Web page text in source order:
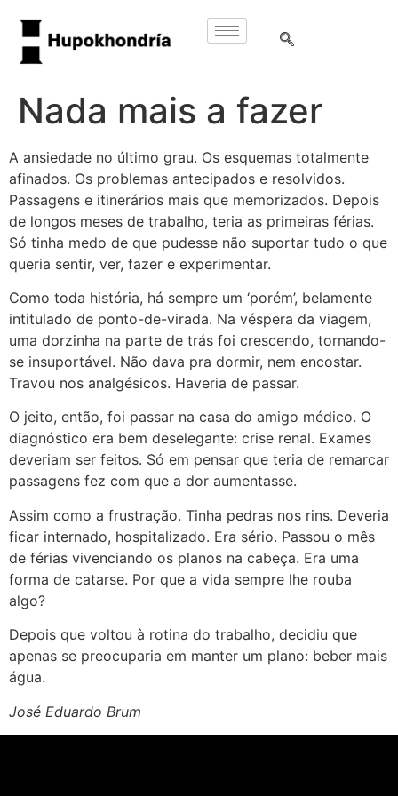
Nada mais a fazer
A ansiedade no último grau. Os esquemas totalmente
afinados. Os problemas antecipados e resolvidos.
Passagens e itinerários mais que memorizados. Depois
de longos meses de trabalho, teria as primeiras férias.
Só tinha medo de que pudesse não suportar tudo o que
queria sentir, ver, fazer e experimentar.
Como toda história, há sempre um ‘porém’, belamente
intitulado de ponto-de-virada. Na véspera da viagem,
uma dorzinha na parte de trás foi crescendo, tornando-
se insuportável. Não dava pra dormir, nem encostar.
Travou nos analgésicos. Haveria de passar.
O jeito, então, foi passar na casa do amigo médico. O
diagnóstico era bem deselegante: crise renal. Exames
deveriam ser feitos. Só em pensar que teria de remarcar
passagens fez com que a dor aumentasse.
Assim como a frustração. Tinha pedras nos rins. Deveria
ficar internado, hospitalizado. Era sério. Passou o mês
de férias vivenciando os planos na cabeça. Era uma
forma de catarse. Por que a vida sempre lhe rouba
algo?
Depois que voltou à rotina do trabalho, decidiu que
apenas se preocuparia em manter um plano: beber mais
água.
José Eduardo Brum